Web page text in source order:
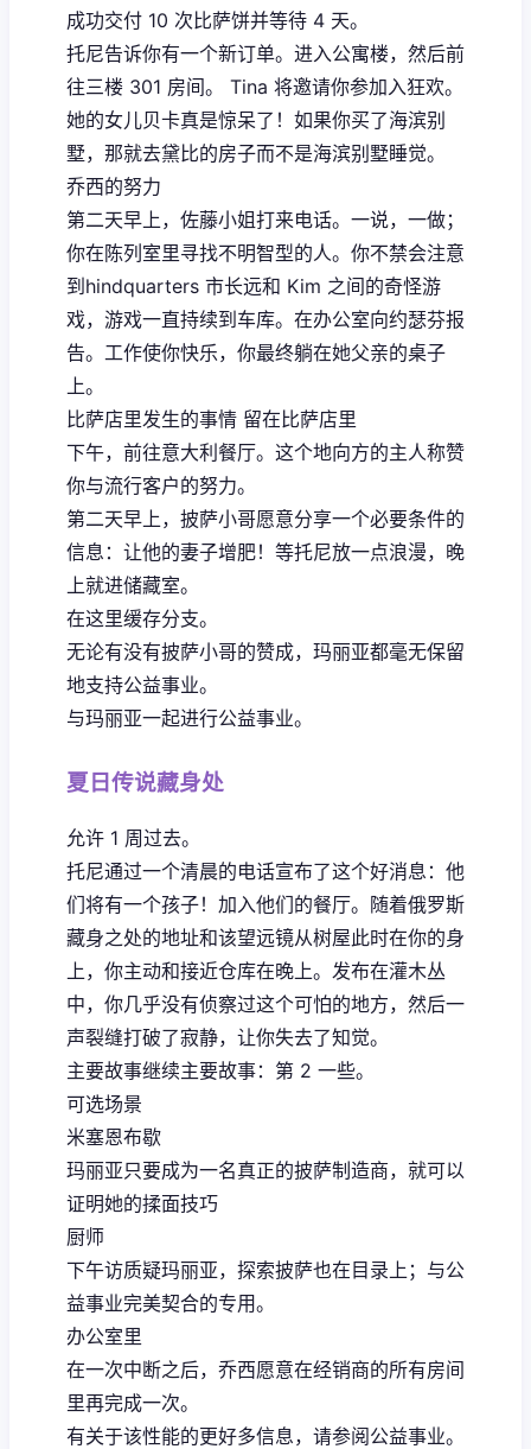
成功交付 10 次比萨饼并等待 4 天。
托尼告诉你有一个新订单。进入公寓楼，然后前
往三楼 301 房间。 Tina 将邀请你参加入狂欢。
她的女儿贝卡真是惊呆了！如果你买了海滨别
墅，那就去黛比的房子而不是海滨别墅睡觉。
乔西的努力
第二天早上，佐藤小姐打来电话。一说，一做；
你在陈列室里寻找不明智型的人。你不禁会注意
到hindquarters 市长远和 Kim 之间的奇怪游
戏，游戏一直持续到车库。在办公室向约瑟芬报
告。工作使你快乐，你最终躺在她父亲的桌子
上。
比萨店里发生的事情 留在比萨店里
下午，前往意大利餐厅。这个地向方的主人称赞
你与流行客户的努力。
第二天早上，披萨小哥愿意分享一个必要条件的
信息：让他的妻子增肥！等托尼放一点浪漫，晚
上就进储藏室。
在这里缓存分支。
无论有没有披萨小哥的赞成，玛丽亚都毫无保留
地支持公益事业。
与玛丽亚一起进行公益事业。
夏日传说藏身处
允许 1 周过去。
托尼通过一个清晨的电话宣布了这个好消息：他
们将有一个孩子！加入他们的餐厅。随着俄罗斯
藏身之处的地址和该望远镜从树屋此时在你的身
上，你主动和接近仓库在晚上。发布在灌木丛
中，你几乎没有侦察过这个可怕的地方，然后一
声裂缝打破了寂静，让你失去了知觉。
主要故事继续主要故事：第 2 一些。
可选场景
米塞恩布歇
玛丽亚只要成为一名真正的披萨制造商，就可以
证明她的揉面技巧
厨师
下午访质疑玛丽亚，探索披萨也在目录上；与公
益事业完美契合的专用。
办公室里
在一次中断之后，乔西愿意在经销商的所有房间
里再完成一次。
有关于该性能的更好多信息，请参阅公益事业。